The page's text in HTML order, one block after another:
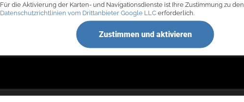
Für die Aktivierung der Karten- und Navigationsdienste ist Ihre Zustimmung zu den
Datenschutzrichtlinien vom Drittanbieter Google LLCerforderlich.
Zustimmen und aktivieren